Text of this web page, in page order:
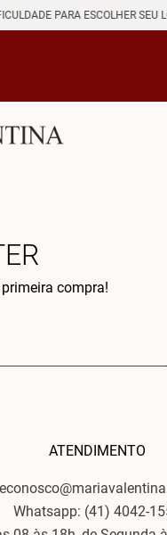
PARA ESCOLHER SEU
primeira compra!
ATENDIMENTO
Whatsapp: (41) 4042-